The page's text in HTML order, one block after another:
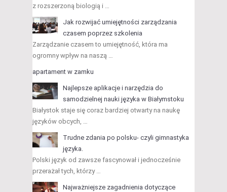
z rozszerzoną biologią i …
Jak rozwijać umiejętności zarządzania
czasem poprzez szkolenia
Zarządzanie czasem to umiejętność, która ma
ogromny wpływ na naszą …
apartament w zamku
Najlepsze aplikacje i narzędzia do
samodzielnej nauki języka w Białymstoku
Białystok staje się coraz bardziej otwarty na naukę
języków obcych, …
Trudne zdania po polsku- czyli gimnastyka
języka.
Polski język od zawsze fascynował i jednocześnie
przerażał tych, którzy …
Najważniejsze zagadnienia dotyczące